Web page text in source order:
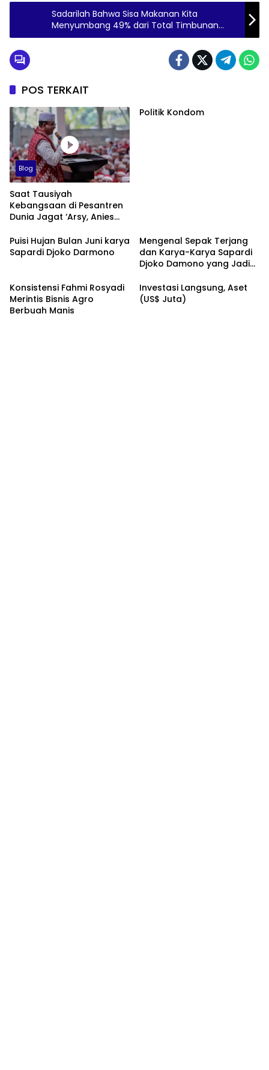
Sadarilah Bahwa Sisa Makanan Kita
Menyumbang 49% dari Total Timbunan
Sampah Nasional
POS TERKAIT
Blog
Saat Tausiyah
Kebangsaan di Pesantren
Dunia Jagat ‘Arsy, Anies
Dukungan dari Abah Aos
Politik Kondom
Puisi Hujan Bulan Juni karya
Sapardi Djoko Darmono
Mengenal Sepak Terjang
dan Karya-Karya Sapardi
Djoko Damono yang Jadi
Konsistensi Fahmi Rosyadi
Merintis Bisnis Agro
Berbuah Manis
Investasi Langsung, Aset
(US$ Juta)